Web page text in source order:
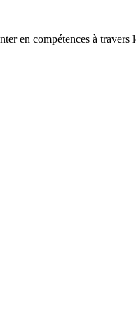
en compétences à travers